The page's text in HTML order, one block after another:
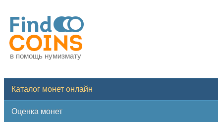
в помощь нумизмату
Каталог монет онлайн
Оценка монет